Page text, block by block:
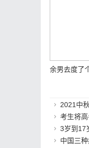
余男去度了
2021中
考生将
3岁到17
中国三